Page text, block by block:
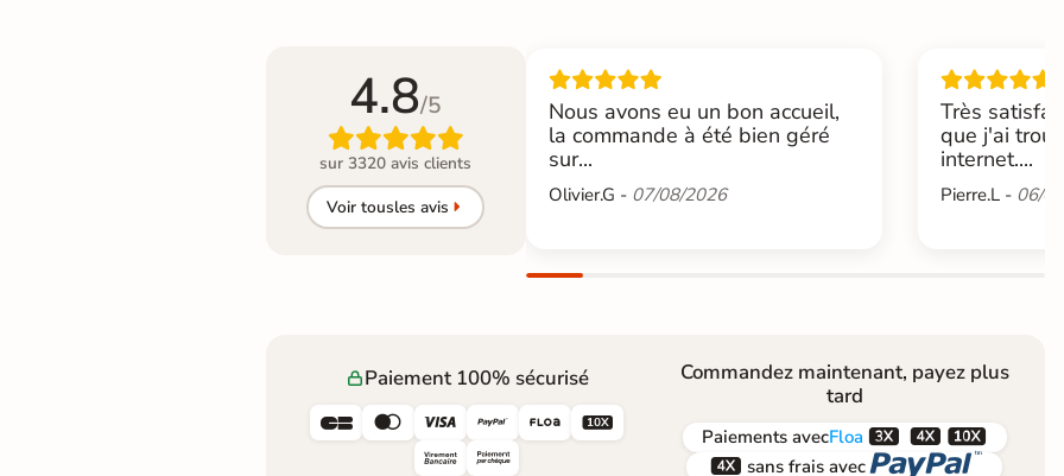
4.8/5

sur 3320 avis clients
Voir tousles avis
Nous avons eu un bon accueil,
la commande à été bien géré
sur...
Olivier.G - 07/08/2026
Très
que j'ai
internet....
Pierre.L - 06/
Paiement 100% sécurisé
     
Commandez maintenant, payez plus
tard
PaiementsavecFloa  
 sans frais avec 